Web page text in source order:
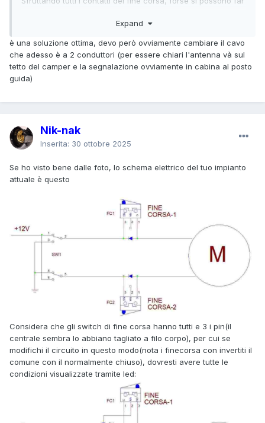
Bisogna ragionarsi su un attimo.
Expand
è una soluzione ottima, devo però ovviamente cambiare il cavo
che adesso è a 2 conduttori (per essere chiari l'antenna và sul
tetto del camper e la segnalazione ovviamente in cabina al posto
guida)
Nik-nak
Inserita: 30 ottobre 2025
Se ho visto bene dalle foto, lo schema elettrico del tuo impianto
attuale è questo
Considera che gli switch di fine corsa hanno tutti e 3 i pin(il
centrale sembra lo abbiano tagliato a filo corpo), per cui se
modifichi il circuito in questo modo(nota i finecorsa con invertiti il
comune con il normalmente chiuso), dovresti avere tutte le
condizioni visualizzate tramite led: